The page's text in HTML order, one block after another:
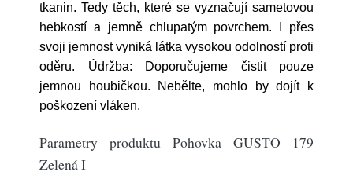
tkanin. Tedy těch, které se vyznačují sametovou
hebkostí a jemně chlupatým povrchem. I přes
svoji jemnost vyniká látka vysokou odolností proti
oděru. Údržba: Doporučujeme čistit pouze
jemnou houbičkou. Nebělte, mohlo by dojít k
poškození vláken.
Parametry produktu Pohovka GUSTO 179
Zelená I